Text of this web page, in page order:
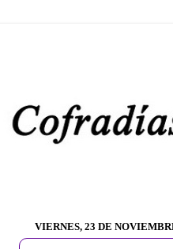
VIERNES, 23 DE